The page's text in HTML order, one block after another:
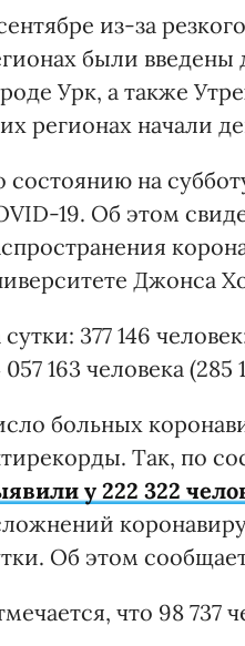
из-за
были введены
Урк, а также
регионах начали
состоянию на
19. Об этом
Джонса
сутки: 377 146
057 163 человека (285
больных
Так, по
у 222 322
Об этом
что 98 737